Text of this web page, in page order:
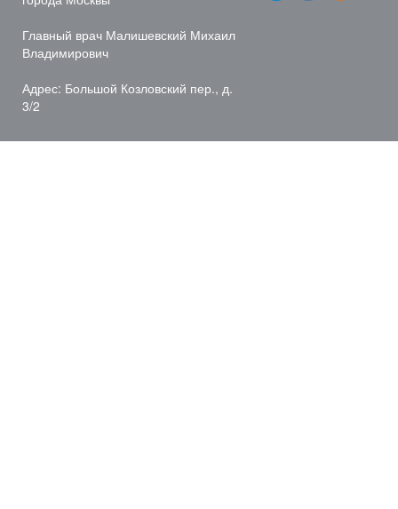
Главный врач Малишевский Михаил
Владимирович
Адрес: Большой Козловский пер., д.
3/2